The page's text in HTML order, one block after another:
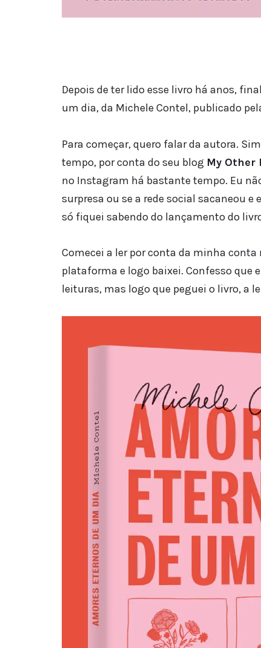
Depois de ter lido esse livro há anos,
um dia, da Michele Contel, publicado
Para começar, quero falar da autora.
tempo, por conta do seu blog My Other
no Instagram há bastante tempo. Eu
surpresa ou se a rede social sacaneou
só fiquei sabendo do lançamento do
Comecei a ler por conta da minha
plataforma e logo baixei. Confesso
leituras, mas logo que peguei o livro, a